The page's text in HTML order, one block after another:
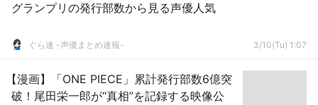
グランプリの発行部数から見る声優人気
ぐら速 -声優まとめ速報- 3/10(Tu) 1:07
【漫画】「ONE PIECE」累計発行部数6億突
破！尾田栄一郎が“真相”を記録する映像公